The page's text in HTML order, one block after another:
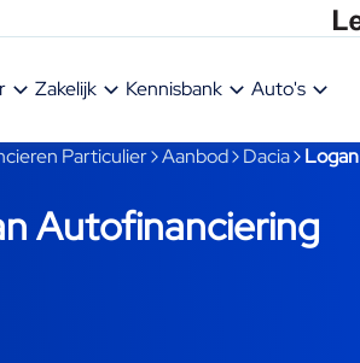
Zakelijk Kennisbank Auto's
Particulier Aanbod Dacia Logan
Autofinanciering